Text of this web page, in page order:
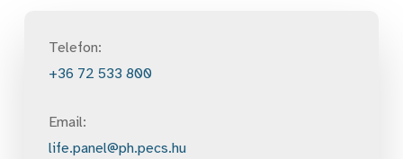
Telefon:
+36 72 533 800
Email:
life.panel@ph.pecs.hu